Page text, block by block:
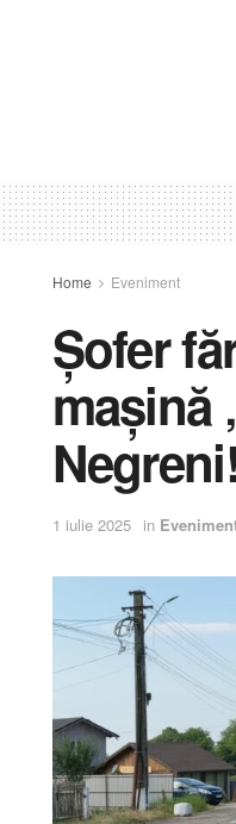
Home Eveniment
Șofer
mașină
1 iulie 2025 in